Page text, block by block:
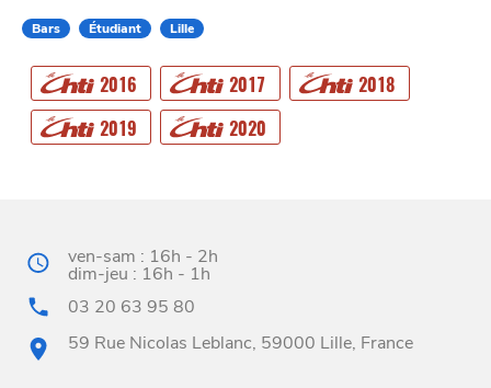
Bars Étudiant Lille
2016 2017
2018
2019
2020
ven-sam : 16h - 2h
dim-jeu : 16h - 1h
03 20 63 95 80
59 Rue Nicolas Leblanc, 59000 Lille, France
CHTITE
CANAILLE
BONS PLANS ET ADRESSES